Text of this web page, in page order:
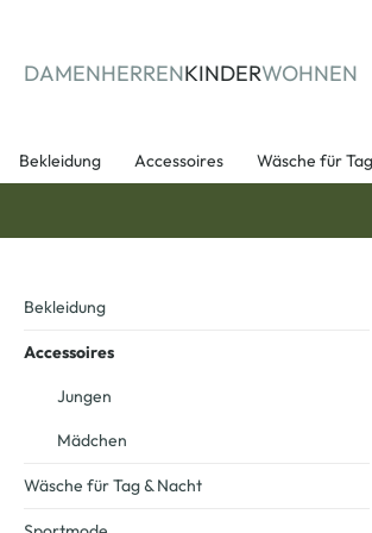
DAMENHERRENKINDERWOHNEN
Bekleidung Accessoires Wäsche für
Bekleidung
Accessoires
Jungen
Mädchen
Wäsche für Tag & Nacht